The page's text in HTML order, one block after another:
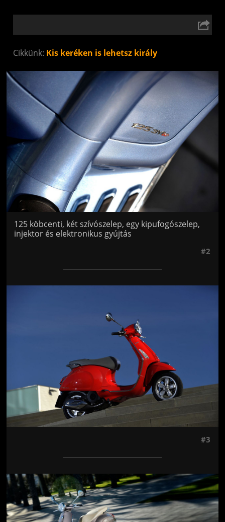
Cikkünk: Kis keréken is lehetsz király
Jön még kép!
125 köbcenti, két szívószelep, egy kipufogószelep,
injektor és elektronikus gyújtás
#2
#3
Jön még kép!